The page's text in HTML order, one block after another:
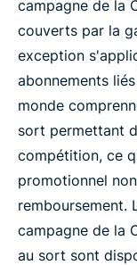
campagne de la
couverts par la
exception
abonnements
monde
sort permettant
compétition, ce
promotionnel
remboursement.
campagne de la
au sort sont